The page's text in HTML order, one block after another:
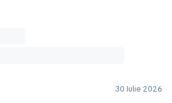
30 Iulie 2026